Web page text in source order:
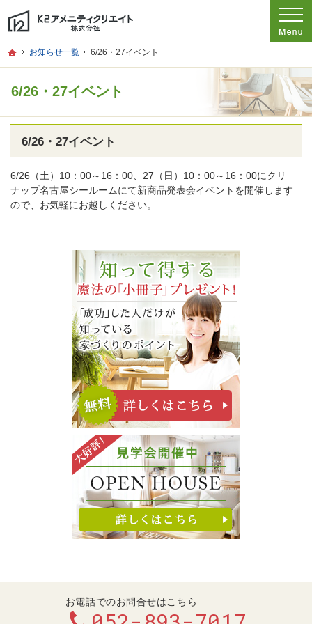
ホーム
お知らせ一覧 6/26・27イベント
6/26・27イベント
プロの目線からご提案。愛知県名古屋市の注文住宅・新築戸建てを手がける工務
愛知県名古屋市の新築・注文住宅・新築戸建てを手がける工務店ならK2アメニテ
6/26・27イベント
6/26（土）10：00～16：00、27（日）10：00～16：00にクリ
ナップ名古屋シールームにて新商品発表会イベントを開催します
ので、お気軽にお越しください。
お電話でのお問合せはこちら